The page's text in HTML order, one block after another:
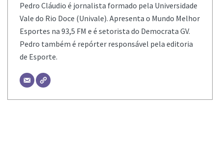
Pedro Cláudio é jornalista formado pela Universidade
Vale do Rio Doce (Univale). Apresenta o Mundo Melhor
Esportes na 93,5 FM e é setorista do Democrata GV.
Pedro também é repórter responsável pela editoria
de Esporte.